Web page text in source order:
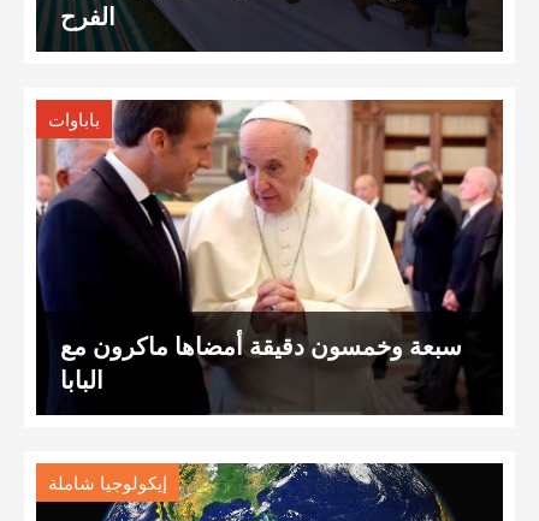
الفرح
باباوات
سبعة وخمسون دقيقة أمضاها ماكرون مع
البابا
إيكولوجيا شاملة